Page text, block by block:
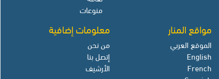
منوعات
مواقع المنار
الموقع العربي
English
French
معلومات إضافية
من نحن
إتصل بنا
الأرشيف